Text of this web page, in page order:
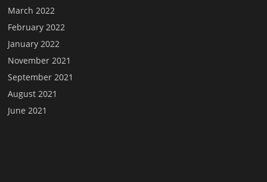
March 2022
February 2022
January 2022
November 2021
September 2021
August 2021
June 2021